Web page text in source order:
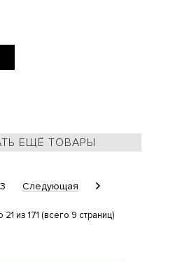
ЕЩЁ ТОВАРЫ
3 Следующая
из 171 (всего 9 страниц)